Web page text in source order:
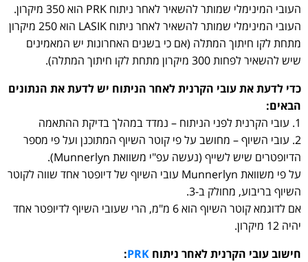
העובי המינימלי שמותר להשאיר לאחר ניתוח PRK הוא 350 מיקרון.
העובי המינימלי שמותר להשאיר לאחר ניתוח LASIK הוא 250 מיקרון
מתחת לקו חיתוך המתלה (אם כי בשנים האחרונות יש המאמינים
שיש להשאיר לפחות 300 מיקרון מתחת לקו חיתוך המתלה).
כדי לדעת את עובי הקרנית לאחר הניתוח יש לדעת את הנתונים
הבאים:
1. עובי הקרנית לפני הניתוח – נמדד במהלך בדיקת ההתאמה
2. עובי השיוף – מחושב על פי קוטר השיוף המתוכנן ועל פי מספר
הדיופטרים שיש לשייף (נעשה עפ"י משוואת Munnerlyn).
על פי משוואת Munnerlyn עובי השיוף של דיופטר אחד שווה לקוטר
השיוף בריבוע, מחולק ב-3.
אם לדוגמא קוטר השיוף הוא 6 מ"מ, הרי שעובי השיוף לדיופטר אחד
יהיה 12 מיקרון.
חישוב עובי הקרנית לאחר ניתוח PRK
: